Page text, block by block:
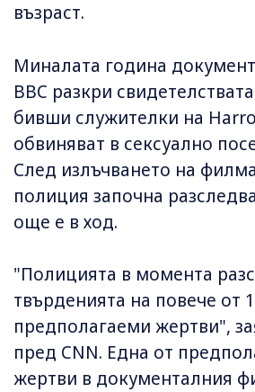
възраст.
Миналата година
BBC разкри
бивши служителки на
обвиняват в сексуално
След излъчването на
полиция започна
още е в ход.
"Полицията в момента
твърденията на повече от
предполагаеми жертви",
пред CNN. Една от
жертви в документалния